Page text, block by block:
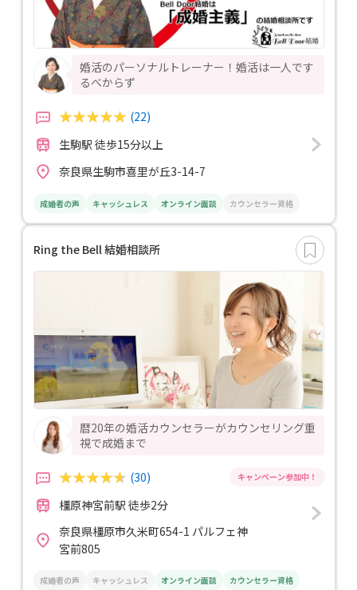
婚活のパーソナルトレーナー！婚活は一人です
るべからず
(22)
生駒駅 徒歩15分以上
奈良県生駒市喜里が丘3-14-7
成婚者の声 キャッシュレス オンライン面談 カウンセラー資格
Ring the Bell 結婚相談所
暦20年の婚活カウンセラーがカウンセリング重
視で成婚まで
(30)
橿原神宮前駅 徒歩2分
奈良県橿原市久米町654-1 パルフェ神
宮前805
成婚者の声 キャッシュレス オンライン面談 カウンセラー資格